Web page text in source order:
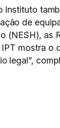
Instituto
de
(NESH), as
IPT mostra
legal”,